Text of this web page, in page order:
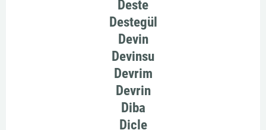
Deste
Destegül
Devin
Devinsu
Devrim
Devrin
Diba
Dicle